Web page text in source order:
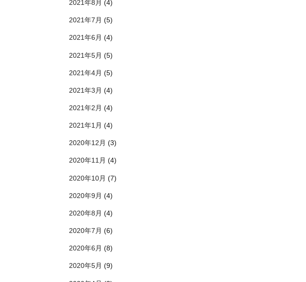
2021年8月 (4)
2021年7月 (5)
2021年6月 (4)
2021年5月 (5)
2021年4月 (5)
2021年3月 (4)
2021年2月 (4)
2021年1月 (4)
2020年12月 (3)
2020年11月 (4)
2020年10月 (7)
2020年9月 (4)
2020年8月 (4)
2020年7月 (6)
2020年6月 (8)
2020年5月 (9)